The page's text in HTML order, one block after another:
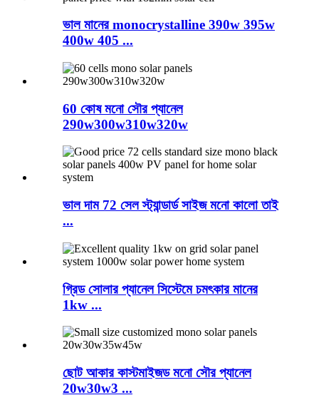
ভাল মানের monocrystalline 390w 395w
400w 405 ...
60 কোষ মনো সৌর প্যানেল
290w300w310w320w
ভাল দাম 72 সেল স্ট্যান্ডার্ড সাইজ মনো কালো তাই
...
গ্রিড সোলার প্যানেল সিস্টেমে চমৎকার মানের
1kw ...
ছোট আকার কাস্টমাইজড মনো সৌর প্যানেল
20w30w3 ...